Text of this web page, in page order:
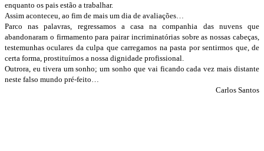
enquanto os pais estão a trabalhar.
Assim aconteceu, ao fim de mais um dia de avaliações…
Parco nas palavras, regressamos a casa na companhia das nuvens que
abandonaram o firmamento para pairar incriminatórias sobre as nossas cabeças,
testemunhas oculares da culpa que carregamos na pasta por sentirmos que, de
certa forma, prostituímos a nossa dignidade profissional.
Outrora, eu tivera um sonho; um sonho que vai ficando cada vez mais distante
neste falso mundo pré-feito…
Carlos Santos